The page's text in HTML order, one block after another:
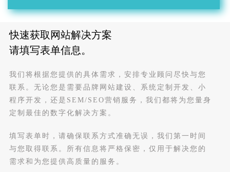
快速获取网站解决方案
请填写表单信息。
我们将根据您提供的具体需求，安排专业顾问尽快与您
联系。无论您是需要品牌网站建设、系统定制开发、小
程序开发，还是SEM/SEO营销服务，我们都将为您量身
定制最佳的数字化解决方案。
填写表单时，请确保联系方式准确无误，我们第一时间
与您取得联系。所有信息将严格保密，仅用于解决您的
需求和为您提供高质量的服务。